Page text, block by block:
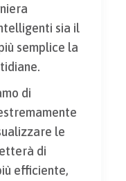
sia il
semplice la
di
le
di
efficiente,